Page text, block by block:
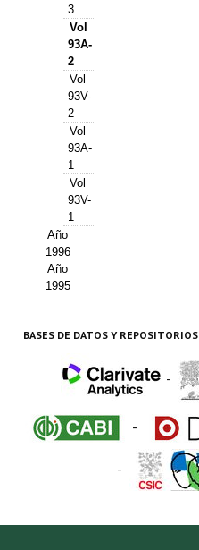
3
Vol
93A-
2
Vol
93V-
2
Vol
93A-
1
Vol
93V-
1
Año
1996
Año
1995
BASES DE DATOS Y REPOSITORIOS
-
-
-